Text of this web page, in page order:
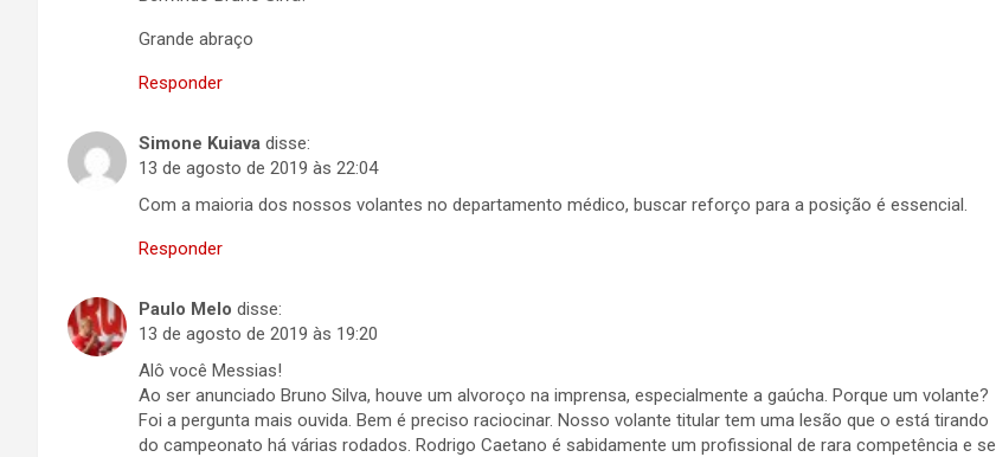
Grande abraço
Responder
Simone Kuiava disse:
13 de agosto de 2019 às 22:04
Com a maioria dos nossos volantes no departamento médico, buscar reforço para a posição é essencial.
Responder
Paulo Melo disse:
13 de agosto de 2019 às 19:20
Alô você Messias!
Ao ser anunciado Bruno Silva, houve um alvoroço na imprensa, especialmente a gaúcha. Porque um volante?
Foi a pergunta mais ouvida. Bem é preciso raciocinar. Nosso volante titular tem uma lesão que o está tirando
do campeonato há várias rodados. Rodrigo Caetano é sabidamente um profissional de rara competência e se